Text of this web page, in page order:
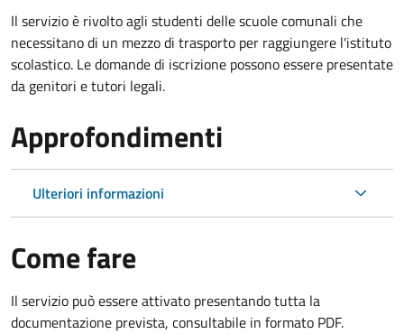
Il servizio è rivolto agli studenti delle scuole comunali che
necessitano di un mezzo di trasporto per raggiungere l'istituto
scolastico. Le domande di iscrizione possono essere presentate
da genitori e tutori legali.
Approfondimenti
Ulteriori informazioni
Come fare
Il servizio può essere attivato presentando tutta la
documentazione prevista, consultabile in formato PDF.